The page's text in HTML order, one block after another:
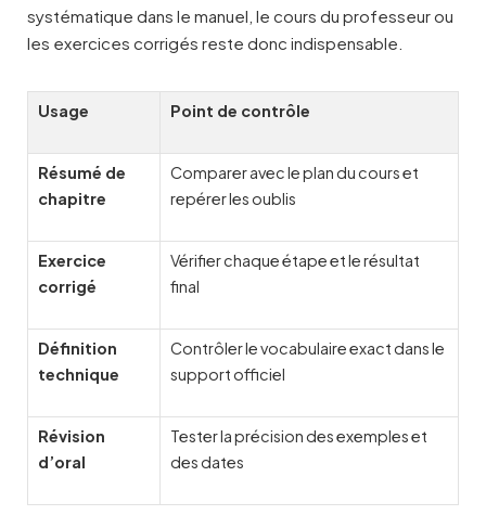
systématique dans le manuel, le cours du professeur ou
les exercices corrigés reste donc indispensable.
Usage Point de contrôle
Résumé de
chapitre
Comparer avec le plan du cours et
repérer les oublis
Exercice
corrigé
Vérifier chaque étape et le résultat
final
Définition
technique
Contrôler le vocabulaire exact dans le
support officiel
Révision
d’oral
Tester la précision des exemples et
des dates